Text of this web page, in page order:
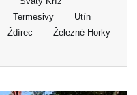
Termesivy
Utín
Ždírec
Železné Horky